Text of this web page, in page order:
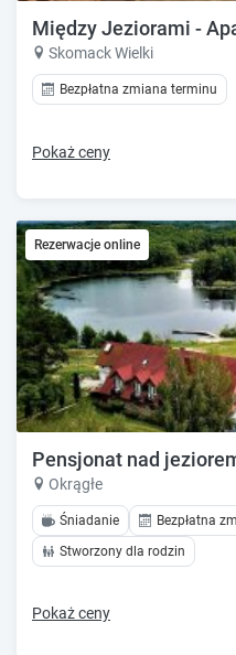
Między Jeziorami -
Skomack Wielki
Bezpłatna zmiana terminu
Pokaż ceny
Rezerwacje online
Pensjonat nad
Okrągłe
Śniadanie
Bezpłatna
Stworzony dla rodzin
Pokaż ceny